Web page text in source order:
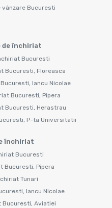
Bucuresti
de închiriat
Bucuresti
Bucuresti, Floreasca
Iancu Nicolae
Bucuresti, Pipera
Bucuresti, Herastrau
P-ta Universitatii
închiriat
Bucuresti
Bucuresti, Pipera
Tunari
Iancu Nicolae
Bucuresti, Aviatiei